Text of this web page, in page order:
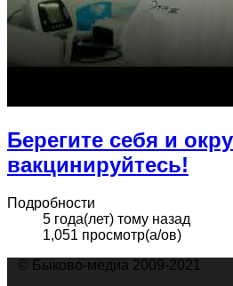
Берегите себя и
вакцинируйтесь!
Подробности
5 года(лет) тому назад
1,051 просмотр(а/ов)
© Быково-медиа 2009-2021